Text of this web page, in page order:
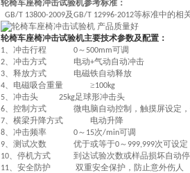
轮椅车座椅冲击试验机参考标准：
GB/T 13800-2009及GB/T 12996-2012等标准中的相
轮椅车座椅冲击试验机主要技术参数及配置：
1、冲击行程 0～500mm可调
2、冲击方式 电动+气动自动冲击
3、释放方式 电磁铁自动释放
4、电磁吸合重量 ≥100kg
5、冲击头 25kg足球形冲击头
6、控制方式 微电脑自动控制，触摸屏设定
7、横梁升降方式 电动升降
8、冲击频率 0～ 15次/min可调
9、测试次数 优于或等于0～999,999次可设定
10、停机方式 到达试验次数或样品损坏自动
11、安全防护 双重安全保护，防止意外伤人